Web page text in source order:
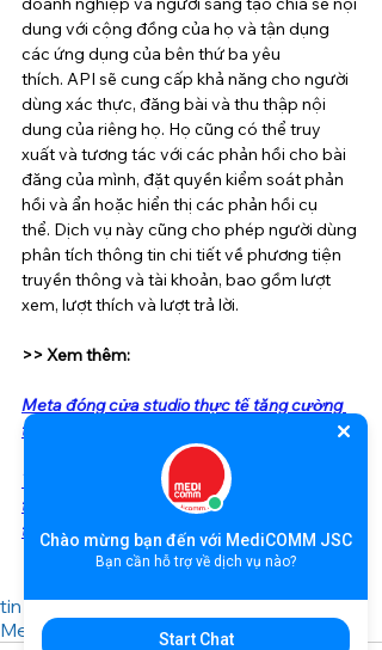
dung với cộng đồng của họ và tận dụng
các ứng dụng của bên thứ ba yêu
thích. API sẽ cung cấp khả năng cho người
dùng xác thực, đăng bài và thu thập nội
dung của riêng họ. Họ cũng có thể truy
xuất và tương tác với các phản hồi cho bài
đăng của mình, đặt quyền kiểm soát phản
hồi và ẩn hoặc hiển thị các phản hồi cụ
thể. Dịch vụ này cũng cho phép người dùng
phân tích thông tin chi tiết về phương tiện
truyền thông và tài khoản, bao gồm lượt
xem, lượt thích và lượt trả lời.
>> Xem thêm:
Meta đóng cửa studio thực tế tăng cường
trong bối cảnh chuyển hướng sang AI
Tầm nhìn AI của Meta: Tự động hóa sáng
tạo và cá nhân hóa quảng cáo theo thời gian
thực
tin tứcnewsdigital marketingAI Tạo sinh
Meta
Chào mừng bạn đến với MediCOMM JSC
Bạn cần hỗ trợ về dịch vụ nào?
Start Chat